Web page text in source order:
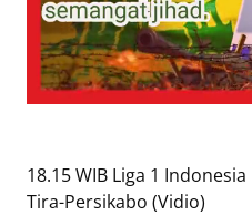
18.15 WIB Liga 1
Tira-Persikabo (Vidio)